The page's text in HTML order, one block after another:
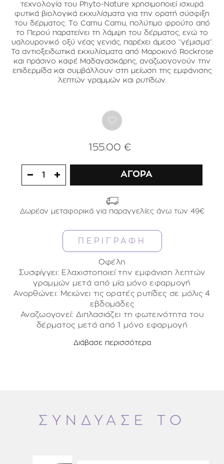
τεχνολογία του Phyto-Nature χρησιμοποιεί ισχυρά
φυτικά βιολογικά εκχυλίσματα για την ορατή σύσφιξη
του δέρματος. Το Camu Camu, πολύτιμο φρούτο από
το Περού παρατείνει τη λάμψη του δέρματος, ενώ το
υαλουρονικό οξύ νέας γενιάς, παρέχει άμεσο “γέμισμα”.
Τα αντιοξειδωτικά εκχυλίσματα από Μαροκινό Rockrose
και πράσινο καφέ Μαδαγασκάρης, αναζωογονούν την
επιδερμίδα και συμβάλλουν στη μείωση της εμφάνισης
λεπτών γραμμών και ρυτίδων.
155.00 €
1 ΑΓΟΡΑ
Δωρέαν μεταφορικά για παραγγελίες άνω των 49€
ΠΕΡΙΓΡΑΦΗ
Οφέλη
Συσφίγγει: Ελαχιστοποιεί την εμφάνιση λεπτών
γραμμών μετά από μία μόνο εφαρμογή
Ανορθώνει: Μειώνει τις ορατές ρυτίδες σε μόλις 4
εβδομάδες
Αναζωογονεί: Διπλασιάζει τη φωτεινότητα του
δέρματος μετά από 1 μόνο εφαρμογή
Οδηγίες χρήσεως
σας.
Glycerin/Sebacic Acid Copolymer, Silica Silylate,
Διάβασε περισσότερα
ΣΥΝΔΥΑΣΕ ΤΟ